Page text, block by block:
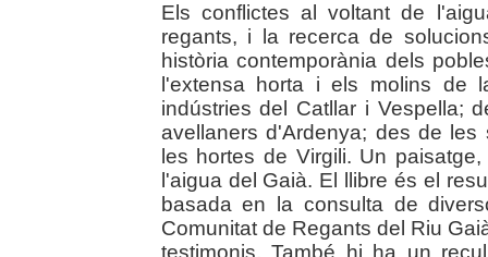
Els conflictes al voltant de
regants, i la recerca de
història contemporània dels
l'extensa horta i els molins de
indústries del Catllar i Vespella;
avellaners d'Ardenya; des de
les hortes de Virgili. Un
l'aigua del Gaià. El llibre és el
basada en la consulta de
Comunitat de Regants del Riu
testimonis. També hi ha un